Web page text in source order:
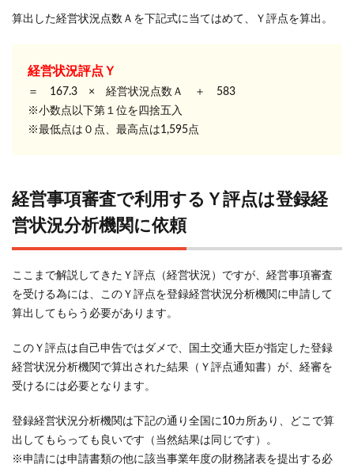
算出した経営状況点数Ａを下記式に当てはめて、Ｙ評点を算出。
経営状況評点Ｙ
＝ 167.3 × 経営状況点数Ａ ＋ 583
※小数点以下第１位を四捨五入
※最低点は０点、最高点は1,595点
経営事項審査で利用するＹ評点は登録経
営状況分析機関に依頼
ここまで解説してきたＹ評点（経営状況）ですが、経営事項審査
を受ける為には、このＹ評点を登録経営状況分析機関に申請して
算出してもらう必要があります。
このＹ評点は自己申告ではダメで、国土交通大臣が指定した登録
経営状況分析機関で算出された結果（Ｙ評点通知書）が、経審を
受けるには必要となります。
登録経営状況分析機関は下記の通り全国に10カ所あり、どこで算
出してもらっても良いです（当然結果は同じです）。
※申請には申請書類の他に該当事業年度の財務諸表を提出する必